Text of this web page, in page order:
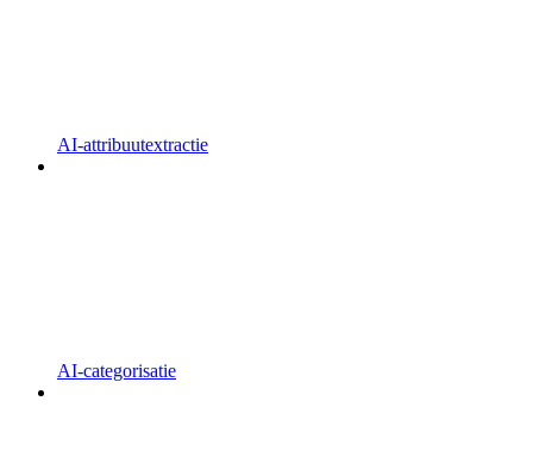
AI-attribuutextractie
AI-categorisatie